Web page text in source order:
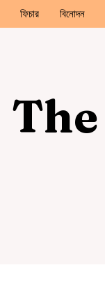
ফিচার বিনোদন